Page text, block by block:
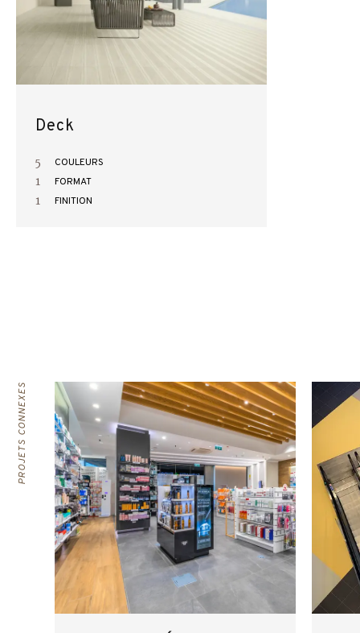
Deck
5 COULEURS
1 FORMAT
1 FINITION
PROJETS CONNEXES